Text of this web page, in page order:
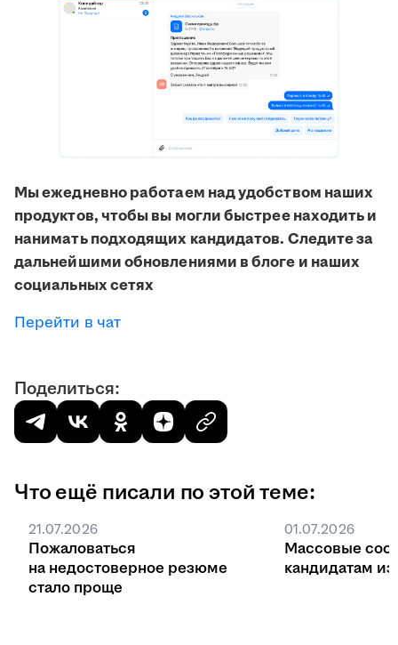
Мы ежедневно работаем над удобством наших
продуктов, чтобы вы могли быстрее находить и
нанимать подходящих кандидатов. Следите за
дальнейшими обновлениями в блоге и наших
социальных сетях
Перейти в чат
Поделиться:
Что ещё писали по этой теме:
21.07.2026
Пожаловаться
на недостоверное резюме
стало проще
01.07.2026
Массовые
кандидатам